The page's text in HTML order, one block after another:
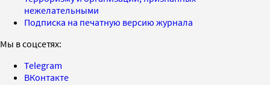
нежелательными
Подписка на печатную версию журнала
Мы в соцсетях:
Telegram
ВКонтакте